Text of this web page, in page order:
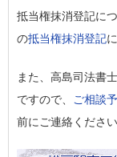
抵当権抹消登記に
の抵当権抹消登記
また、高島司法書
ですので、
ご相談
前にご連絡くださ